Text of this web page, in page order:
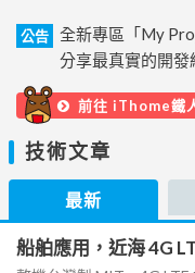
公告
全新專區「My
分享最真實的開發
前往 iThome鐵
技術文章
最新
船舶應用，近海 4G